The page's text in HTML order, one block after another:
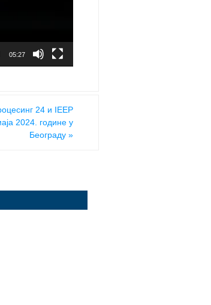
05:27
24 и IEEP
2024. године у
Београду »